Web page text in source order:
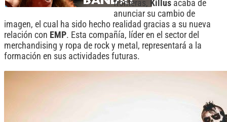
fronteras, Killusacaba de
anunciar su cambio de
imagen, el cual ha sido hecho realidad gracias a su nueva
relación con EMP. Esta compañía, líder en el sector del
merchandising y ropa de rock y metal, representará a la
formación en sus actividades futuras.